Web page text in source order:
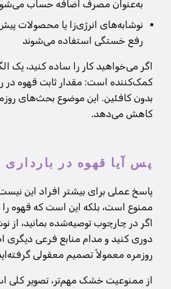
به‌عنوان مصرف اضافه حساب
نوشابه‌های انرژی‌زا یا محصولات
رفع خستگی استفاده می‌شوند
اگر می‌خواهید کار را ساده کنید، یک
کمک‌کننده است: مقدار ثابت قهوه در
بدون کافئین. این موضوع بحث‌های
کاهش می‌دهد.
پس آیا قهوه در
پاسخ عملی برای بیشتر افراد این
ممنوع است، بلکه این است که قهوه را
اگر در چارچوب توصیه‌شده بمانید، از
دوری کنید و مدام منابع فرعی دیگری
روزمره معمولاً تصمیم معقولی
از ممنوعیت خشک مهم‌تر، تصویر کلی